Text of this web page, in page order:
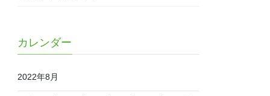
カレンダー
2022年8月